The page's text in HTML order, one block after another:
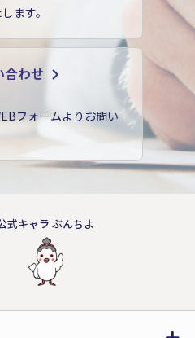
ます。
合わせ
フォームよりお問い
式キャラ ぶんちよ